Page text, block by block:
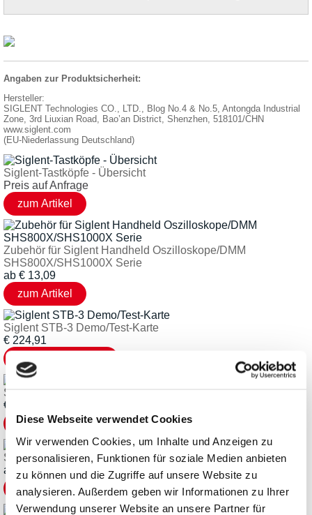
Diese Webseite verwendet Cookies
Wir verwenden Cookies, um Inhalte und Anzeigen zu
personalisieren, Funktionen für soziale Medien anbieten
zu können und die Zugriffe auf unsere Website zu
analysieren. Außerdem geben wir Informationen zu Ihrer
Verwendung unserer Website an unsere Partner für
Angaben zur Produktsicherheit:
Hersteller:
SIGLENT Technologies CO., LTD., Blog No.4 & No.5, Antongda Industrial
Zone, 3rd Liuxian Road, Bao’an District, Shenzhen, 518101/CHN
www.siglent.com
(EU-Niederlassung Deutschland)
Siglent-Tastköpfe - Übersicht
Preis auf Anfrage
Zubehör für Siglent Handheld Oszilloskope/DMM
SHS800X/SHS1000X Serie
ab € 13,09
Siglent STB-3 Demo/Test-Karte
€ 224,91
Siglent HPB4010 Hochspannungstastkopf
€
Siglent CP-Serie Strom-Tastköpfe
ab
486,71